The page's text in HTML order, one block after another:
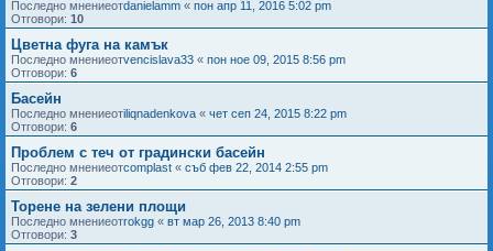
Последно мнениеотdanielamm « пон апр 11, 2016 5:02 pm
Отговори: 10
Цветна фуга на камък
Последно мнениеотvencislava33 « пон ное 09, 2015 8:56 pm
Отговори: 6
Басейн
Последно мнениеотiliqnadenkova « чет сеп 24, 2015 8:22 pm
Отговори: 6
Проблем с теч от градински басейн
Последно мнениеотcomplast « съб фев 22, 2014 2:55 pm
Отговори: 2
Торене на зелени площи
Последно мнениеотrokgg « вт мар 26, 2013 8:40 pm
Отговори: 3